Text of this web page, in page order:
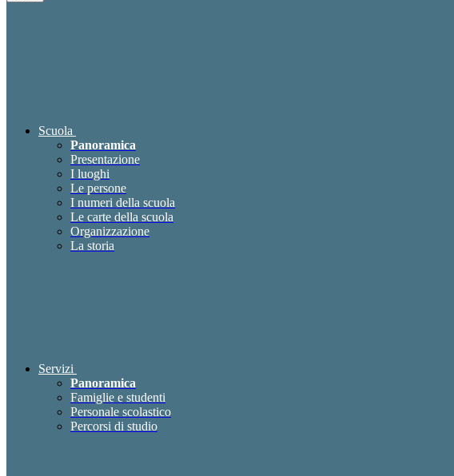
Scuola
Panoramica
Presentazione
I luoghi
Le persone
I numeri della scuola
Le carte della scuola
Organizzazione
La storia
Servizi
Panoramica
Famiglie e studenti
Personale scolastico
Percorsi di studio